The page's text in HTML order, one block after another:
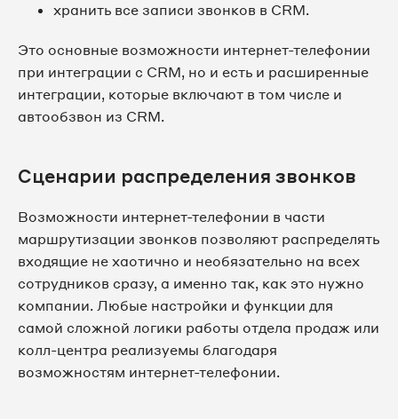
хранить все записи звонков в CRM.
Это основные возможности интернет-телефонии
при интеграции с CRM, но и есть и расширенные
интеграции, которые включают в том числе и
автообзвон из CRM.
Сценарии распределения звонков
Возможности интернет-телефонии в части
маршрутизации звонков позволяют распределять
входящие не хаотично и необязательно на всех
сотрудников сразу, а именно так, как это нужно
компании. Любые настройки и функции для
самой сложной логики работы отдела продаж или
колл-центра реализуемы благодаря
возможностям интернет-телефонии.